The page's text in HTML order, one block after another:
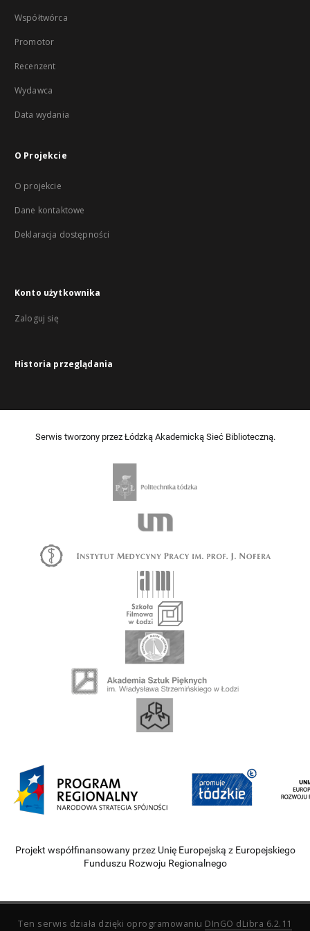
Współtwórca
Promotor
Recenzent
Wydawca
Data wydania
O Projekcie
O projekcie
Dane kontaktowe
Deklaracja dostępności
Konto użytkownika
Zaloguj się
Historia przeglądania
Serwis tworzony przez Łódzką Akademicką Sieć Biblioteczną.
Projekt współfinansowany przez Unię Europejską z Europejskiego
Funduszu Rozwoju Regionalnego
Ten serwis działa dzięki oprogramowaniu DInGO dLibra 6.2.11